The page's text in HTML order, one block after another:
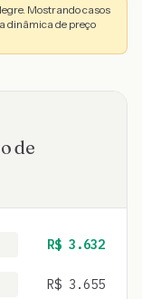
Mostrando casos
dinâmica de preço
de
R$ 3.632
R$ 3.655